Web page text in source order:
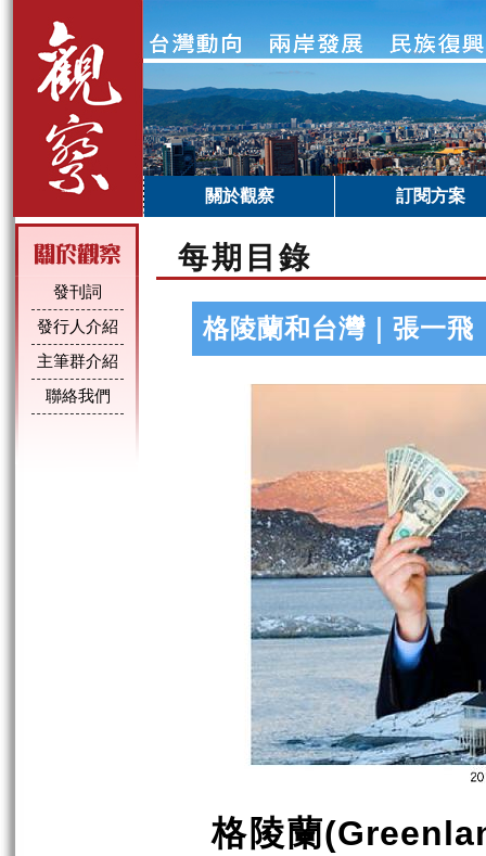
關於觀察 訂閱方案
發刊詞
發行人介紹
主筆群介紹
聯絡我們
每期目錄
格陵蘭和台灣｜張一飛
格陵蘭